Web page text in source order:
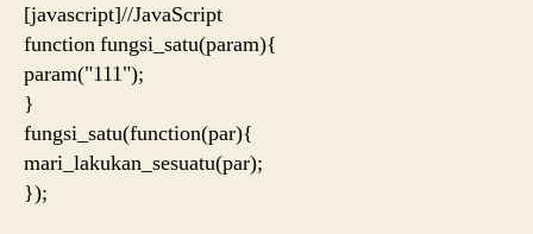
[javascript]//JavaScript
function fungsi_satu(param){
param("111");
}
fungsi_satu(function(par){
mari_lakukan_sesuatu(par);
});